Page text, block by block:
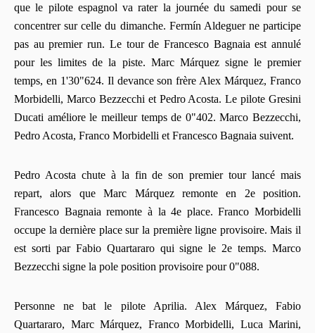
que le pilote espagnol va rater la journée du samedi pour se
concentrer sur celle du dimanche. Fermín Aldeguer ne participe
pas au premier run. Le tour de Francesco Bagnaia est annulé
pour les limites de la piste. Marc Márquez signe le premier
temps, en 1'30"624. Il devance son frère Alex Márquez, Franco
Morbidelli, Marco Bezzecchi et Pedro Acosta. Le pilote Gresini
Ducati améliore le meilleur temps de 0"402. Marco Bezzecchi,
Pedro Acosta, Franco Morbidelli et Francesco Bagnaia suivent.
Pedro Acosta chute à la fin de son premier tour lancé mais
repart, alors que Marc Márquez remonte en 2e position.
Francesco Bagnaia remonte à la 4e place. Franco Morbidelli
occupe la dernière place sur la première ligne provisoire. Mais il
est sorti par Fabio Quartararo qui signe le 2e temps. Marco
Bezzecchi signe la pole position provisoire pour 0"088.
Personne ne bat le pilote Aprilia. Alex Márquez, Fabio
Quartararo, Marc Márquez, Franco Morbidelli, Luca Marini,